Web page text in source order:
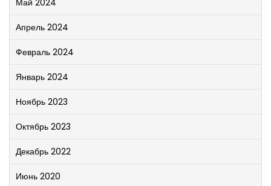
Май 2024
Апрель 2024
Февраль 2024
Январь 2024
Ноябрь 2023
Октябрь 2023
Декабрь 2022
Июнь 2020